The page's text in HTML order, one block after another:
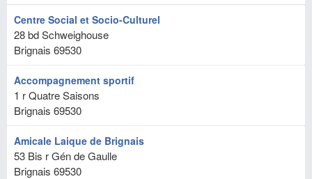
Centre Social et Socio-Culturel
28 bd Schweighouse
Brignais 69530
Accompagnement sportif
1 r Quatre Saisons
Brignais 69530
Amicale Laique de Brignais
53 Bis r Gén de Gaulle
Brignais 69530